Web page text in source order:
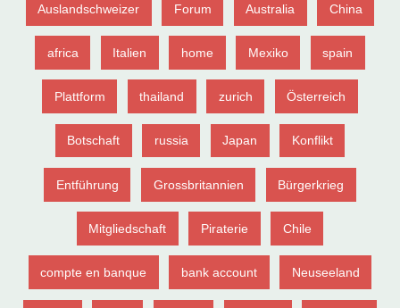
Auslandschweizer Forum Australia China
africa Italien home Mexiko spain
Plattform thailand zurich Österreich
Botschaft russia Japan Konflikt
Entführung Grossbritannien Bürgerkrieg
Mitgliedschaft Piraterie Chile
compte en banque bank account Neuseeland